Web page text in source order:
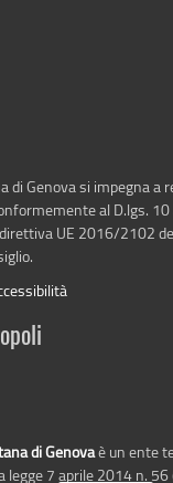
di Genova si impegna a
al D.lgs.
UE 2016/2102
di Genovaè un ente
7 aprile 2014 n. 56